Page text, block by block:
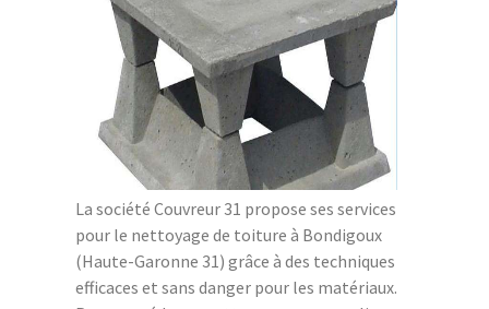
La société Couvreur 31 propose ses services
pour le nettoyage de toiture à Bondigoux
(Haute-Garonne 31) grâce à des techniques
efficaces et sans danger pour les matériaux.